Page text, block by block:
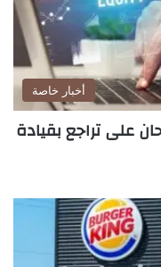
أخبار خاصة
على تراجع بقيادة